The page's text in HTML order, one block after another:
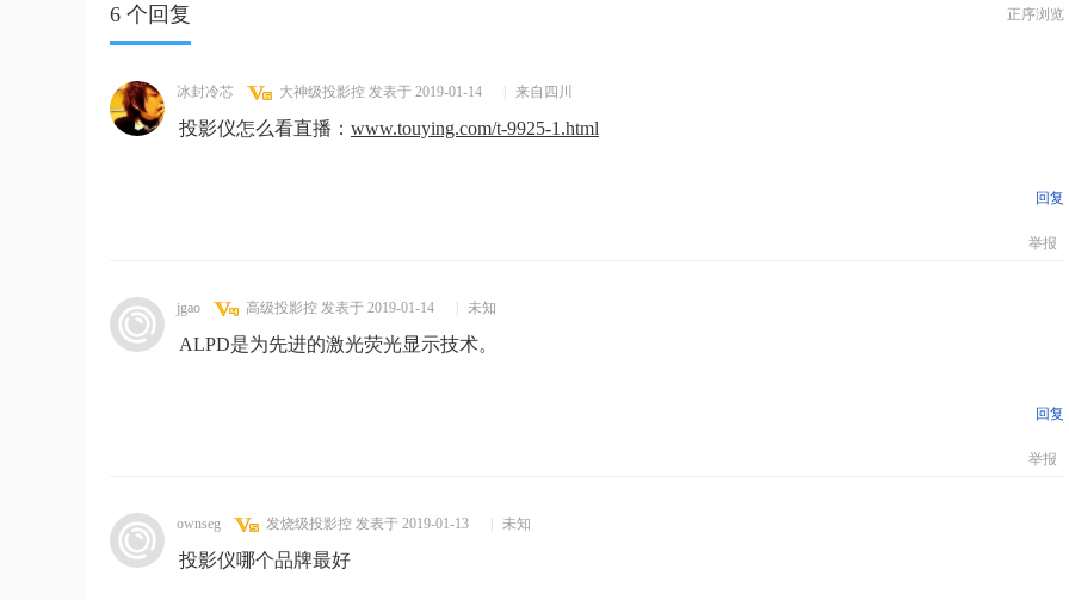
6 个回复 正序浏览
冰封冷芯 大神级投影控 发表于 2019-01-14 来自四川
投影仪怎么看直播： www.touying.com/t-9925-1.html
回复
举报
jgao 高级投影控 发表于 2019-01-14 未知
ALPD是为先进的激光荧光显示技术。
回复
举报
ownseg 发烧级投影控 发表于 2019-01-13 未知
投影仪哪个品牌最好